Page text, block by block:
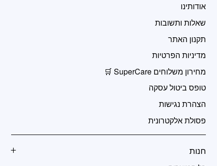
אודותינו
שאלות ותשובות
תקנון האתר
מדיניות הפרטיות
מחירון משלוחים SuperCare 🛒
טופס ביטול עסקה
הצהרת נגישות
פסולת אלקטרונית
חנות